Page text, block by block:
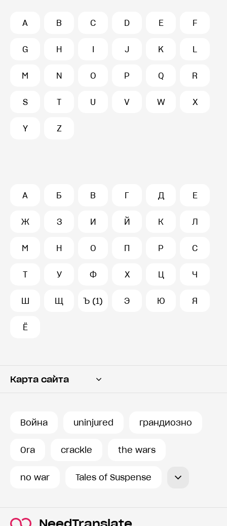
A B C D E F
G H I J K L
M N O P Q R
S T U V W X
Y Z
А Б В Г Д Е
Ж З И Й К Л
М Н О П Р С
Т У Ф Х Ц Ч
Ш Щ Ъ (1) Э Ю Я
Ё
Карта сайта
Война uninjured грандиозно
Ora crackle the wars
no war Tales of Suspense